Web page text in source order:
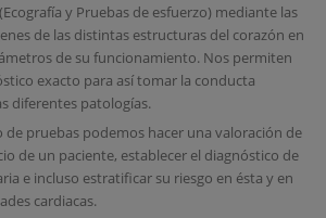
y Pruebas de esfuerzo) mediante las
de las distintas estructuras del corazón en
de su funcionamiento. Nos permiten
exacto para así tomar la conducta
diferentes patologías.
de pruebas podemos hacer una valoración de
de un paciente, establecer el diagnóstico de
e incluso estratificar su riesgo en ésta y en
cardiacas.